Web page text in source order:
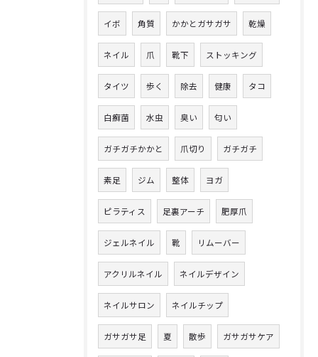
イボ 角質 かかとガサガサ 乾燥
ネイル 爪 靴下 ストッキング
タイツ 歩く 除去 健康 タコ
白癬菌 水虫 臭い 匂い
ガチガチかかと 爪切り ガチガチ
素足 ジム 整体 ヨガ
ピラティス 足裏アーチ 肥厚爪
ジェルネイル 靴 リムーバー
アクリルネイル ネイルデザイン
ネイルサロン ネイルチップ
ガサガサ足 夏 散歩 ガサガサケア